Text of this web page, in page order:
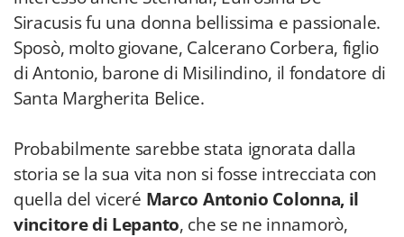
Siracusis fu una donna bellissima e passionale.
Sposò, molto giovane, Calcerano Corbera, figlio
di Antonio, barone di Misilindino, il fondatore di
Santa Margherita Belice.
Probabilmente sarebbe stata ignorata dalla
storia se la sua vita non si fosse intrecciata con
quella del viceré Marco Antonio Colonna, il
vincitore di Lepanto, che se ne innamorò,